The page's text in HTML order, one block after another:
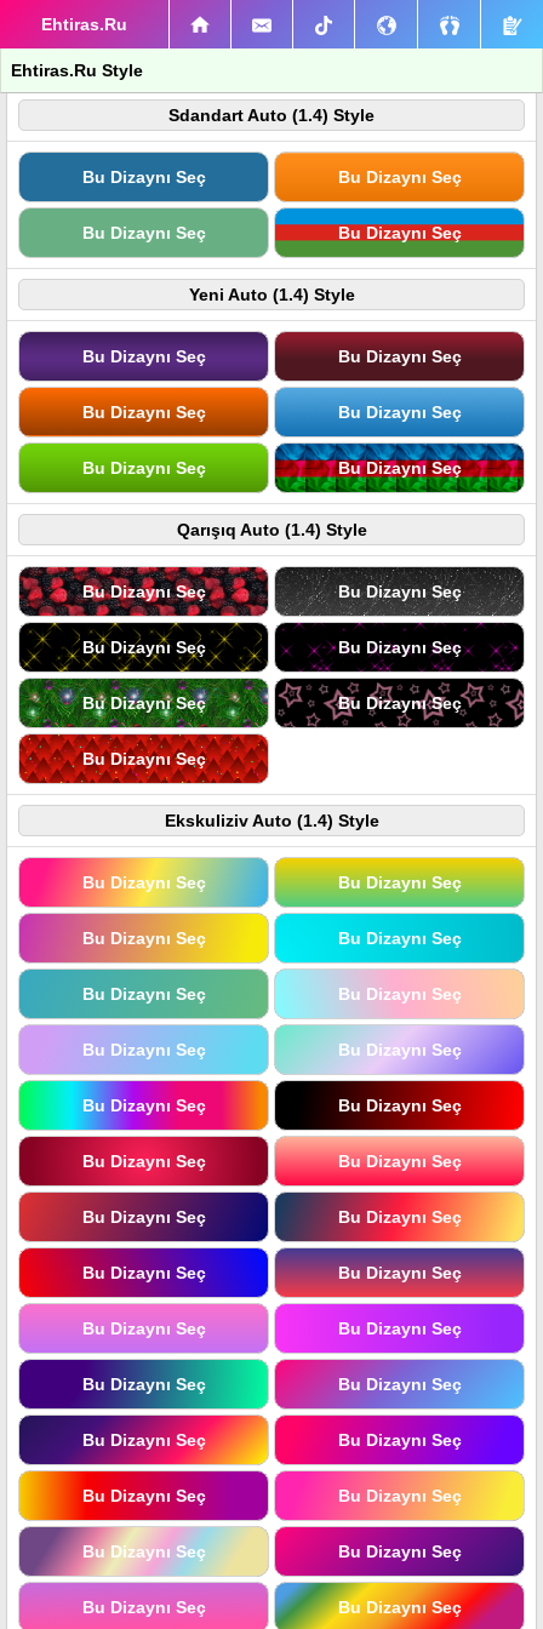
Ehtiras.Ru
Ehtiras.Ru Style
Sdandart Auto (1.4) Style
Bu Dizaynı Seç Bu Dizaynı Seç
Bu Dizaynı Seç Bu Dizaynı Seç
Yeni Auto (1.4) Style
Bu Dizaynı Seç Bu Dizaynı Seç
Bu Dizaynı Seç Bu Dizaynı Seç
Bu Dizaynı Seç Bu Dizaynı Seç
Qarışıq Auto (1.4) Style
Bu Dizaynı Seç Bu Dizaynı Seç
Bu Dizaynı Seç Bu Dizaynı Seç
Bu Dizaynı Seç Bu Dizaynı Seç
Bu Dizaynı Seç
Ekskuliziv Auto (1.4) Style
Bu Dizaynı Seç Bu Dizaynı Seç
Bu Dizaynı Seç Bu Dizaynı Seç
Bu Dizaynı Seç Bu Dizaynı Seç
Bu Dizaynı Seç Bu Dizaynı Seç
Bu Dizaynı Seç Bu Dizaynı Seç
Bu Dizaynı Seç Bu Dizaynı Seç
Bu Dizaynı Seç Bu Dizaynı Seç
Bu Dizaynı Seç Bu Dizaynı Seç
Bu Dizaynı Seç Bu Dizaynı Seç
Bu Dizaynı Seç Bu Dizaynı Seç
Bu Dizaynı Seç Bu Dizaynı Seç
Bu Dizaynı Seç Bu Dizaynı Seç
Bu Dizaynı Seç Bu Dizaynı Seç
Bu Dizaynı Seç Bu Dizaynı Seç